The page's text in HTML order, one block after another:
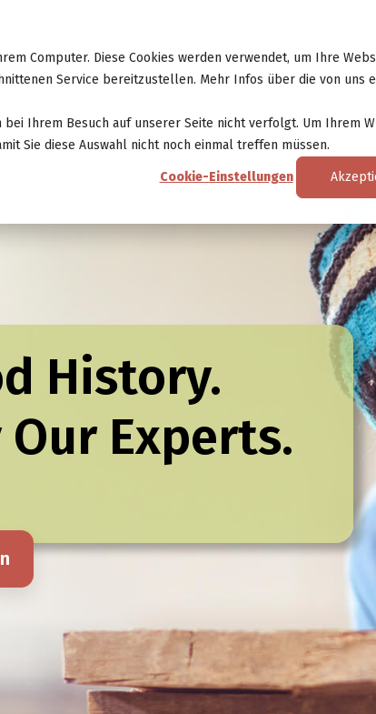
Computer. Diese Cookies werden verwendet, um Ihre
Service bereitzustellen. Mehr Infos über die von uns
Ihrem Besuch auf unserer Seite nicht verfolgt. Um Ihrem
Sie diese Auswahl nicht noch einmal treffen müssen.
Cookie-Einstellungen
Angebot Lösungen
History.
Experts.